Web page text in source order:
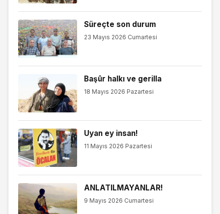
Süreçte son durum
23 Mayıs 2026 Cumartesi
Başûr halkı ve gerilla
18 Mayıs 2026 Pazartesi
Uyan ey insan!
11 Mayıs 2026 Pazartesi
ANLATILMAYANLAR!
9 Mayıs 2026 Cumartesi